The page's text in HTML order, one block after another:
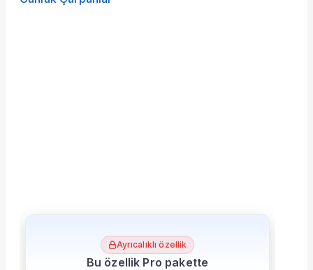
Ayrıcalıklı özellik
Bu özellik Pro pakette